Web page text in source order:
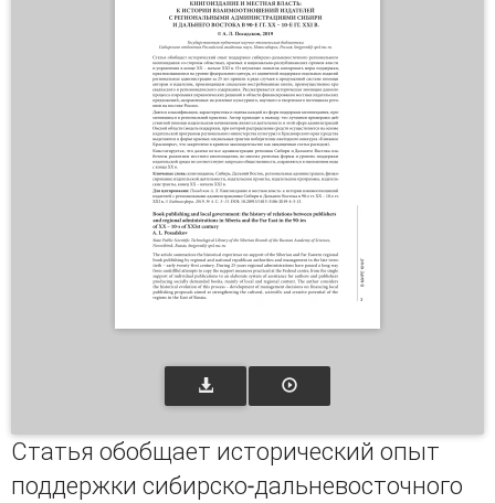
Статья обобщает исторический опыт
поддержки сибирско-дальневосточного